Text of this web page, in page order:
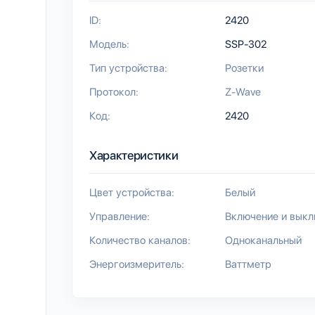
ID:
2420
Модель:
SSP-302
Тип устройства:
Розетки
Протокол:
Z-Wave
Код:
2420
Характеристики
Цвет устройства:
Белый
Управление:
Включение и
Количество каналов:
Одноканальный
Энергоизмеритель:
Ваттметр